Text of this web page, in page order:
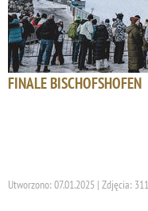
FINALE BISCHOFSHOFEN
Utworzono: 07.01.2025 | Zdjęcia: 311